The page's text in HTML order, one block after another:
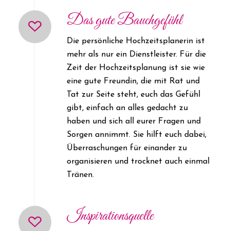
Das gute Bauchgefühl
Die persönliche Hochzeitsplanerin ist
mehr als nur ein Dienstleister. Für die
Zeit der Hochzeitsplanung ist sie wie
eine gute Freundin, die mit Rat und
Tat zur Seite steht, euch das Gefühl
gibt, einfach an alles gedacht zu
haben und sich all eurer Fragen und
Sorgen annimmt. Sie hilft euch dabei,
Überraschungen für einander zu
organisieren und trocknet auch einmal
Tränen.
Inspirationsquelle